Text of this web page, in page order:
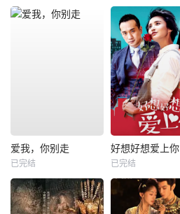
爱我，你别走
已完结
好想好想爱上你
已完结